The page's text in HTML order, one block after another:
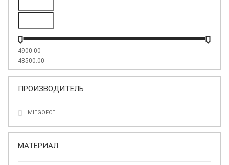
4900.00
48500.00
ПРОИЗВОДИТЕЛЬ
MIEGOFCE
МАТЕРИАЛ